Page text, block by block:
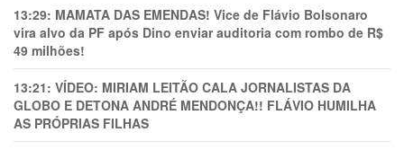
13:29: MAMATA DAS EMENDAS! Vice de Flávio Bolsonaro
vira alvo da PF após Dino enviar auditoria com rombo de R$
49 milhões!
13:21: VÍDEO: MIRIAM LEITÃO CALA JORNALISTAS DA
GLOBO E DETONA ANDRÉ MENDONÇA!! FLÁVIO HUMILHA
AS PRÓPRIAS FILHAS